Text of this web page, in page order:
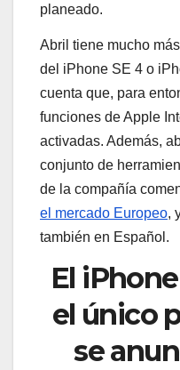
planeado.
Abril tiene mucho
del iPhone SE 4 o
cuenta que, para
funciones de Apple
activadas. Además,
conjunto de
de la compañía
el mercado Europeo,
también en Español.
El
el único
se